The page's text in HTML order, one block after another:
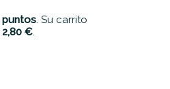
puntos. Su carrito
2,80 €.